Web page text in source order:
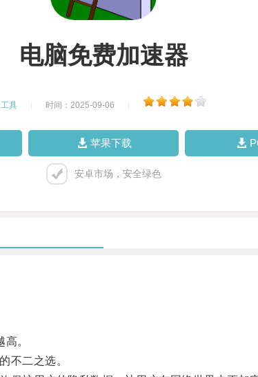
电脑免费加速器
工具 时间：2025-09-06
苹果下载
安卓市场，安全绿色
。
不二之选。